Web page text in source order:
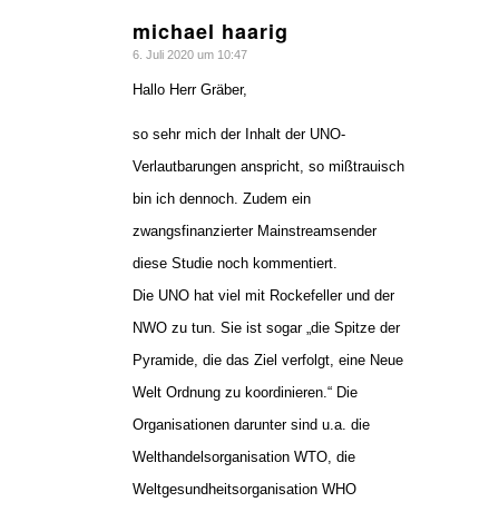
michael haarig
sagte:
6. Juli 2020 um 10:47
Hallo Herr Gräber,
so sehr mich der Inhalt der UNO-
Verlautbarungen anspricht, so mißtrauisch
bin ich dennoch. Zudem ein
zwangsfinanzierter Mainstreamsender
diese Studie noch kommentiert.
Die UNO hat viel mit Rockefeller und der
NWO zu tun. Sie ist sogar „die Spitze der
Pyramide, die das Ziel verfolgt, eine Neue
Welt Ordnung zu koordinieren.“ Die
Organisationen darunter sind u.a. die
Welthandelsorganisation WTO, die
Weltgesundheitsorganisation WHO